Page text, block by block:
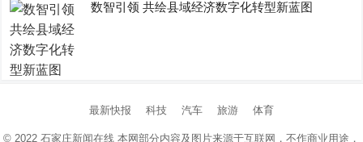
数智引领 共绘县域经济数字化转型新蓝图
最新快报 科技 汽车 旅游 体育
© 2022 石家庄新闻在线本网部分内容及图片来源于互联网，不作商业用途，